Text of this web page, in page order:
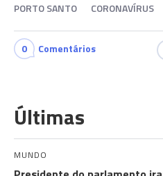
PORTO SANTO CORONAVÍRUS
0 Comentários
Últimas
MUNDO